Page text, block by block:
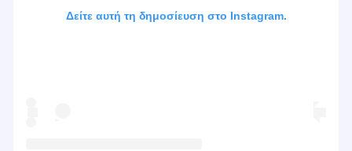
Δείτε αυτή τη δημοσίευση στο Instagram.